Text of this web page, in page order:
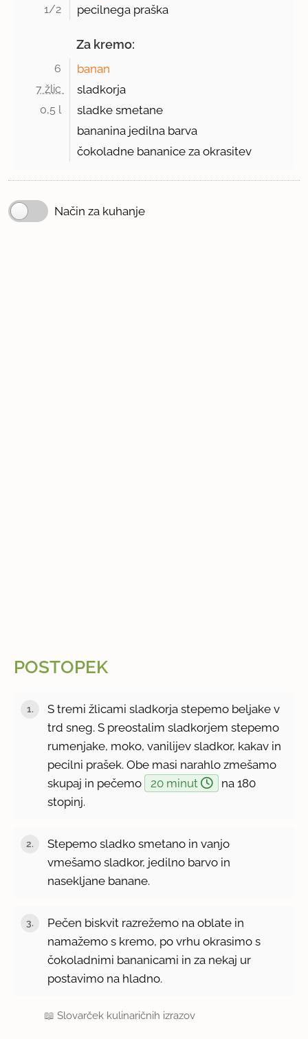
1/2 pecilnega praška
Za kremo:
6 banan
7 žlic sladkorja
0,5 l
sladke smetane
bananina jedilna barva
čokoladne bananice za okrasitev
Način za kuhanje
POSTOPEK
S tremi žlicami sladkorja stepemo beljake v
trd sneg. S preostalim sladkorjem stepemo
rumenjake, moko, vanilijev sladkor, kakav in
pecilni prašek. Obe masi narahlo zmešamo
skupaj in pečemo
20 minut
na 180
stopinj.
Stepemo sladko smetano in vanjo
vmešamo sladkor, jedilno barvo in
nasekljane banane.
Pečen biskvit razrežemo na oblate in
namažemo s kremo, po vrhu okrasimo s
čokoladnimi bananicami in za nekaj ur
postavimo na hladno.
📖Slovarček kulinaričnih izrazov